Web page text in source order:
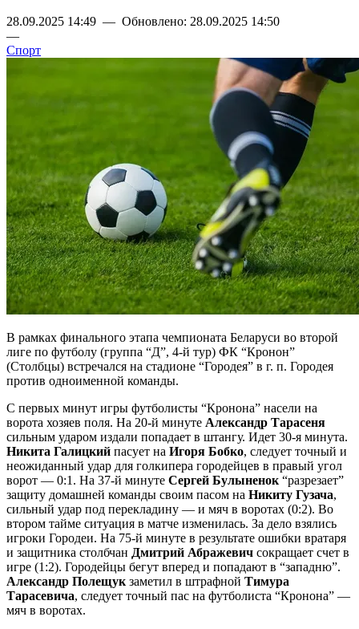
28.09.2025 14:49 — Обновлено: 28.09.2025 14:50
—
Спорт
В рамках финального этапа чемпионата Беларуси во второй
лиге по футболу (группа “Д”, 4-й тур) ФК “Кронон”
(Столбцы) встречался на стадионе “Городея” в г. п. Городея
против одноименной команды.
С первых минут игры футболисты “Кронона” насели на
ворота хозяев поля. На 20-й минуте Александр Тарасеня
сильным ударом издали попадает в штангу. Идет 30-я минута.
Никита Галицкий пасует на Игоря Бобко, следует точный и
неожиданный удар для голкипера городейцев в правый угол
ворот — 0:1. На 37-й минуте Сергей Булыненок “разрезает”
защиту домашней команды своим пасом на Никиту Гузача,
сильный удар под перекладину — и мяч в воротах (0:2). Во
втором тайме ситуация в матче изменилась. За дело взялись
игроки Городеи. На 75-й минуте в результате ошибки вратаря
и защитника столбчан Дмитрий Абражевич сокращает счет в
игре (1:2). Городейцы бегут вперед и попадают в “западню”.
Александр Полещук заметил в штрафной Тимура
Тарасевича, следует точный пас на футболиста “Кронона” —
мяч в воротах.